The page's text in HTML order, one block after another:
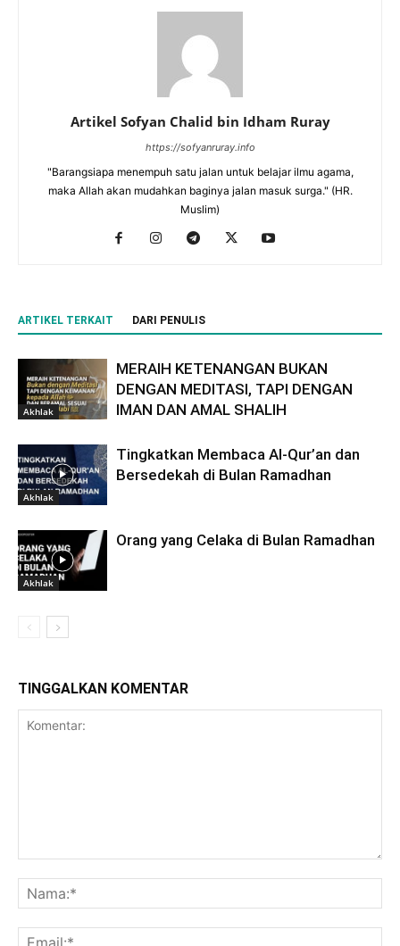
Artikel Sofyan Chalid bin Idham Ruray
https://sofyanruray.info
"Barangsiapa menempuh satu jalan untuk belajar ilmu agama,
maka Allah akan mudahkan baginya jalan masuk surga." (HR.
Muslim)
ARTIKEL TERKAIT DARI PENULIS
Akhlak
MERAIH KETENANGAN BUKAN
DENGAN MEDITASI, TAPI DENGAN
IMAN DAN AMAL SHALIH
Akhlak
Tingkatkan Membaca Al-Qur’an dan
Bersedekah di Bulan Ramadhan
Akhlak
Orang yang Celaka di Bulan Ramadhan
TINGGALKAN KOMENTAR